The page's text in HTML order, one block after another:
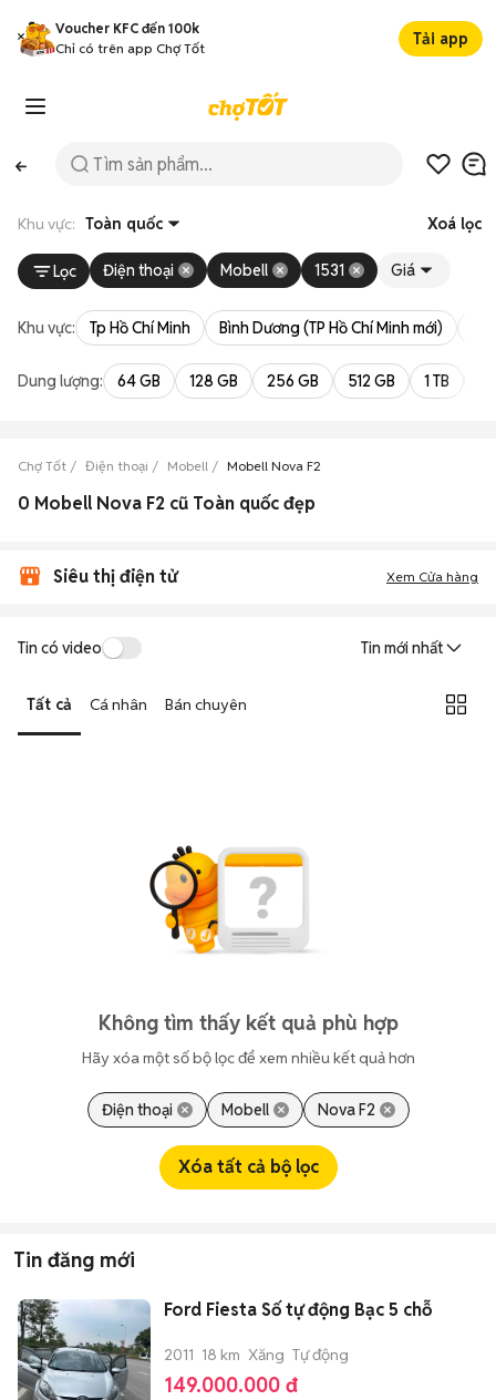
Voucher KFC đến 100k
Chỉ có trên app Chợ Tốt
Tải app
Khu vực: Toàn quốc Xoá lọc
Lọc Điện thoại Mobell 1531 Giá
Khu vực: Tp Hồ Chí Minh Bình Dương (TP Hồ Chí Minh mới)
Dung lượng: 64 GB 128 GB 256 GB 512 GB 1 TB
Chợ Tốt Điện thoại Mobell Mobell Nova F2
0 Mobell Nova F2 cũ Toàn quốc đẹp
Siêu thị điện tử Xem Cửa hàng
Tin có video Tin mới nhất
Tất cả Cá nhân Bán chuyên
Không tìm thấy kết quả phù hợp
Hãy xóa một số bộ lọc để xem nhiều kết quả hơn
Điện thoại Mobell Nova F2
Xóa tất cả bộ lọc
Tin đăng mới
Ford Fiesta Số tự động Bạc 5 chỗ
2011 18 km Xăng Tự động
149.000.000 đ